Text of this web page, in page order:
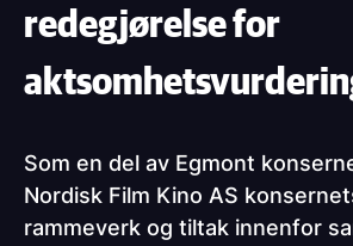
redegjørelse for
Som en del av Egmont
Nordisk Film Kino AS
rammeverk og tiltak innenfor